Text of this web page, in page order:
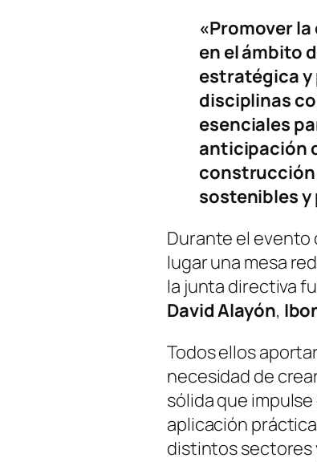
«Promover
en el ámbito
estratégica
disciplinas
esenciales
anticipación
construcción
sostenibles
Durante el
lugar una mesa
la junta directiva
David Alayón,
Todos ellos
necesidad de
sólida que
aplicación
distintos sectores